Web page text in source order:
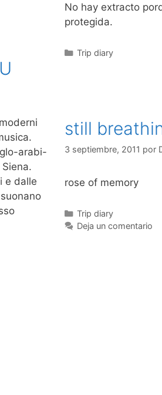
No hay extracto
protegida.
Categorías
Trip diary
arabi-
e dalle
still
3 septiembre, 2011 por
rose of memory
Categorías
Trip diary
Deja un comentario